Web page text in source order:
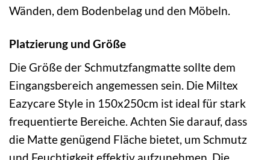
Wänden, dem Bodenbelag und den Möbeln.
Platzierung und Größe
Die Größe der Schmutzfangmatte sollte dem
Eingangsbereich angemessen sein. Die Miltex
Eazycare Style in 150x250cm ist ideal für stark
frequentierte Bereiche. Achten Sie darauf, dass
die Matte genügend Fläche bietet, um Schmutz